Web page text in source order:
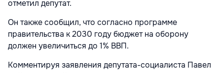
отметил депутат.
Он также сообщил, что согласно программе
правительства к 2030 году бюджет на оборону
должен увеличиться до 1% ВВП.
Комментируя заявления депутата-социалиста Павел